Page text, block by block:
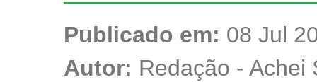
Publicado em: 08 Jul
Autor: Redação - Achei